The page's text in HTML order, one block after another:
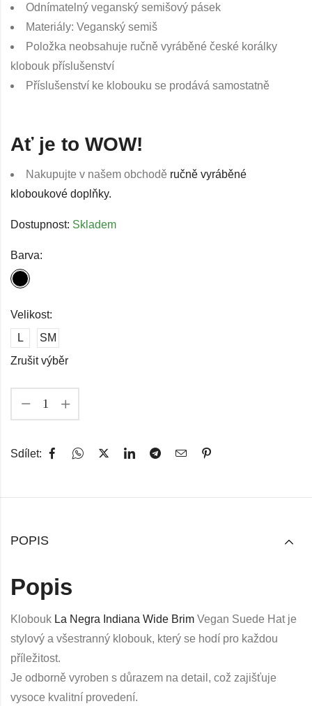
Odnímatelný veganský semišový pásek
Materiály: Veganský semiš
Položka neobsahuje ručně vyráběné české korálky
klobouk příslušenství
Příslušenství ke klobouku se prodává samostatně
Ať je to WOW!
Nakupujte v našem obchodě ručně vyráběné
kloboukové doplňky.
Dostupnost: Skladem
Barva:
Velikost:
L
SM
Zrušit výběr
Sdílet:
POPIS
Popis
Klobouk La Negra Indiana Wide Brim Vegan Suede Hat je
stylový a všestranný klobouk, který se hodí pro každou
příležitost.
Je odborně vyroben s důrazem na detail, což zajišťuje
vysoce kvalitní provedení.